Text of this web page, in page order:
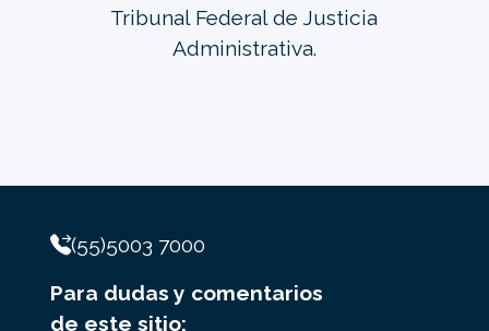
Tribunal Federal de Justicia
Administrativa.
(55)5003 7000
Para dudas y comentarios
de este sitio: